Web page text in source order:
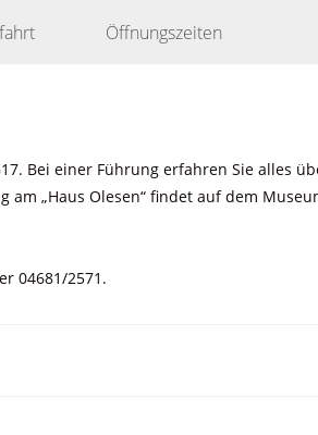
Öffnungszeiten
Bei einer Führung erfahren Sie alles
„Haus Olesen“ findet auf dem
04681/2571.